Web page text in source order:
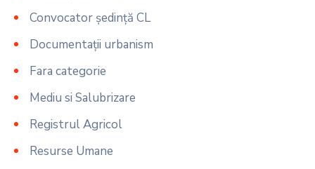
Convocator ședință CL
Documentații urbanism
Fara categorie
Mediu si Salubrizare
Registrul Agricol
Resurse Umane